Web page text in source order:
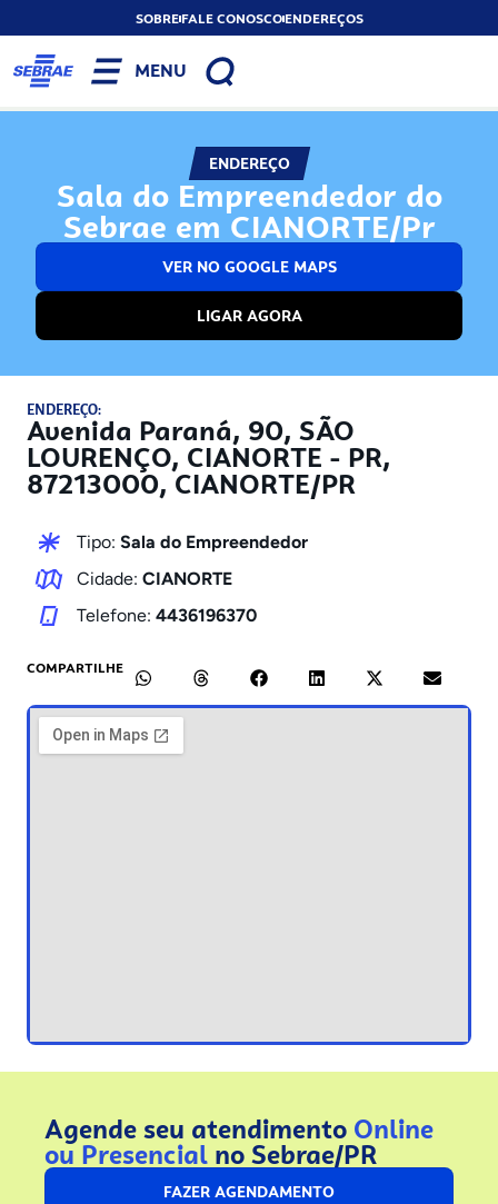
SOBREFALE CONOSCOENDEREÇOS
MENU
ENDEREÇO
Sala do Empreendedor do
Sebrae em CIANORTE/Pr
VER NO GOOGLE MAPS
LIGAR AGORA
ENDEREÇO:
Avenida Paraná, 90, SÃO
LOURENÇO, CIANORTE - PR,
87213000, CIANORTE/PR
Tipo: Sala do Empreendedor
Cidade: CIANORTE
Telefone: 4436196370
COMPARTILHE
Agende seu atendimento Online
ou Presencial no Sebrae/PR
FAZER AGENDAMENTO